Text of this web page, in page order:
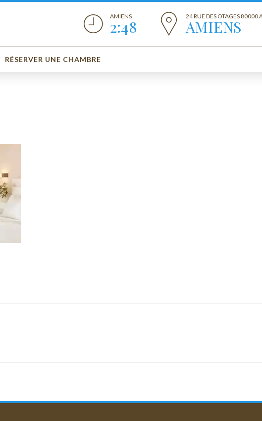
AMIENS
2:48
24 RUE DES OTAGES 80000
AMIENS
RÉSERVER UNE CHAMBRE